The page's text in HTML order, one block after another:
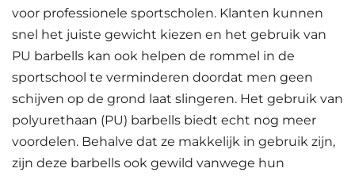
voor professionele sportscholen. Klanten kunnen
snel het juiste gewicht kiezen en het gebruik van
PU barbells kan ook helpen de rommel in de
sportschool te verminderen doordat men geen
schijven op de grond laat slingeren. Het gebruik van
polyurethaan (PU) barbells biedt echt nog meer
voordelen. Behalve dat ze makkelijk in gebruik zijn,
zijn deze barbells ook gewild vanwege hun